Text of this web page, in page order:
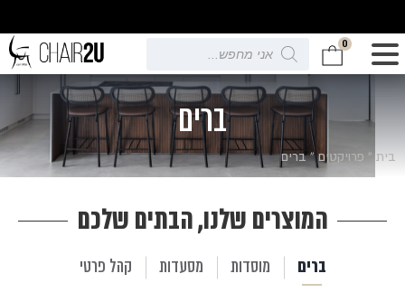
0
Products
search
ברים
בית » פרויקטים»ברים
המוצרים שלנו, הבתים שלכם
ברים מוסדות מסעדות קהל פרטי